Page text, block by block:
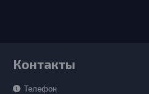
Контакты
Телефон